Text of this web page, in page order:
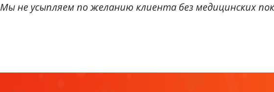
Мы не усыпляем по желанию клиента без медицинских